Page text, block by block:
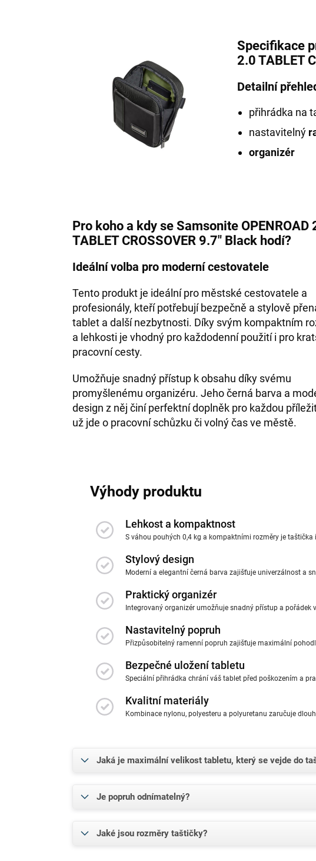
Specifikace
2.0 TABLET
Detailní
přihrádka na
nastavitelný
organizér
Pro koho a kdy se Samsonite OPENROAD
TABLET CROSSOVER 9.7" Black hodí?
Ideální volba pro moderní cestovatele
Tento produkt je ideální pro městské cestovatele a
profesionály, kteří potřebují bezpečně a stylově
tablet a další nezbytnosti. Díky svým kompaktním
a lehkosti je vhodný pro každodenní použití i pro
pracovní cesty.
Umožňuje snadný přístup k obsahu díky svému
promyšlenému organizéru. Jeho černá barva a
design z něj činí perfektní doplněk pro každou
už jde o pracovní schůzku či volný čas ve městě.
Výhody produktu
Lehkost a kompaktnost
S váhou pouhých 0,4 kg a kompaktními rozměry je taštička
Stylový design
Moderní a elegantní černá barva zajišťuje univerzálnost a
Praktický organizér
Integrovaný organizér umožňuje snadný přístup a pořádek
Nastavitelný popruh
Přizpůsobitelný ramenní popruh zajišťuje maximální
Bezpečné uložení tabletu
Speciální přihrádka chrání váš tablet před poškozením a
Kvalitní materiály
Kombinace nylonu, polyesteru a polyuretanu zaručuje
Jaká je maximální velikost tabletu, který se vejde do
Je popruh odnímatelný?
Jaké jsou rozměry taštičky?